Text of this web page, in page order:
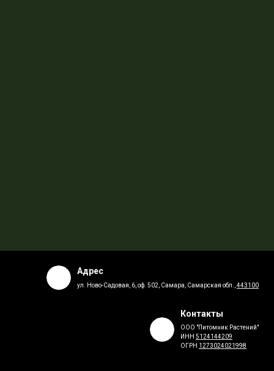
Адрес
ул. Ново-Садовая, 6, оф. 502, Самара, Самарская обл.,443100
Контакты
ООО "Питомник Растений"
ИНН 5124144209
ОГРН 1273024021998